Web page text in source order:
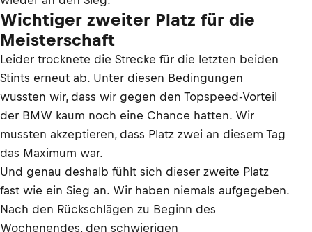
Wichtiger zweiter Platz für die
Meisterschaft
Leider trocknete die Strecke für die letzten beiden
Stints erneut ab. Unter diesen Bedingungen
wussten wir, dass wir gegen den Topspeed-Vorteil
der BMW kaum noch eine Chance hatten. Wir
mussten akzeptieren, dass Platz zwei an diesem Tag
das Maximum war.
Und genau deshalb fühlt sich dieser zweite Platz
fast wie ein Sieg an. Wir haben niemals aufgegeben.
Nach den Rückschlägen zu Beginn des
Wochenendes, den schwierigen